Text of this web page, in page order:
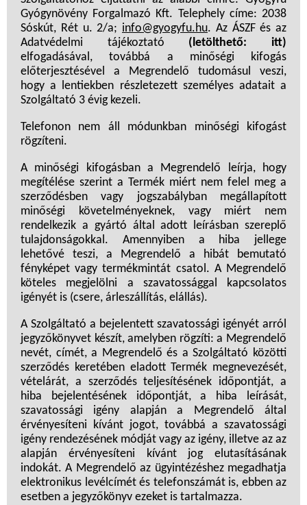
Gyógynövény Forgalmazó Kft. Telephely címe: 2038
Sóskút, Rét u. 2/a; info@gyogyfu.hu. Az ÁSZF és az
Adatvédelmi tájékoztató (letölthető: itt)
elfogadásával, továbbá a minőségi kifogás
előterjesztésével a Megrendelő tudomásul veszi,
hogy a lentiekben részletezett személyes adatait a
Szolgáltató 3 évig kezeli.
Telefonon nem áll módunkban minőségi kifogást
rögzíteni.
A minőségi kifogásban a Megrendelő leírja, hogy
megítélése szerint a Termék miért nem felel meg a
szerződésben vagy jogszabályban megállapított
minőségi követelményeknek,vagy miért nem
rendelkezik a gyártó által adott leírásban szereplő
tulajdonságokkal. Amennyiben a hiba jellege
lehetővé teszi, a Megrendelő a hibát bemutató
fényképet vagy termékmintát csatol. A Megrendelő
köteles megjelölni a szavatossággal kapcsolatos
igényét is (csere, árleszállítás, elállás).
A Szolgáltató a bejelentett szavatossági igényét arról
jegyzőkönyvet készít, amelyben rögzíti: a Megrendelő
nevét, címét, a Megrendelő és a Szolgáltató közötti
szerződés keretében eladott Termék megnevezését,
vételárát, a szerződés teljesítésének időpontját, a
hiba bejelentésének időpontját, a hiba leírását,
szavatossági igény alapján a Megrendelő által
érvényesíteni kívánt jogot, továbbá a szavatossági
igény rendezésének módját vagy az igény, illetve az az
alapján érvényesíteni kívánt jog elutasításának
indokát. A Megrendelő az ügyintézéshez megadhatja
elektronikus levélcímét és telefonszámát is, ebben az
esetben a jegyzőkönyv ezeket is tartalmazza.